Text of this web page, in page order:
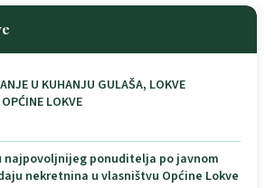
U KUHANJU GULAŠA, LOKVE
LOKVE
najpovoljnijeg ponuditelja po javnom
nekretnina u vlasništvu Općine Lokve